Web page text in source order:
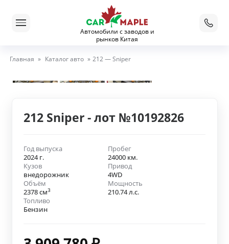
Автомобили с заводов и
рынков Китая
Главная » Каталог авто » 212 — Sniper
212 Sniper - лот №10192826
Год выпуска
2024 г.
Пробег
24000 км.
Кузов
внедорожник
Привод
4WD
Объём
2378 см3
Мощность
210.74 л.с.
Топливо
Бензин